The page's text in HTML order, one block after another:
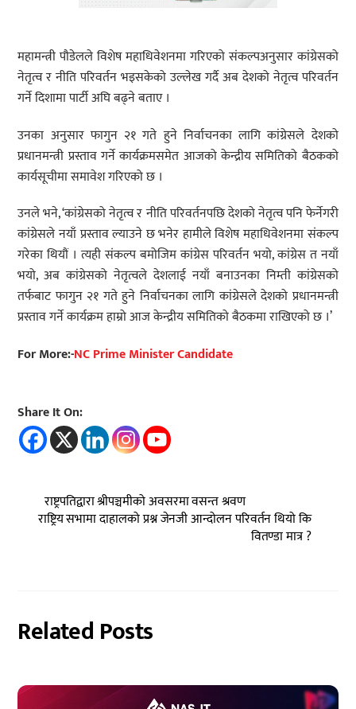
महामन्त्री पौडेलले विशेष महाधिवेशनमा गरिएको संकल्पअनुसार कांग्रेसको
नेतृत्व र नीति परिवर्तन भइसकेको उल्लेख गर्दै अब देशको नेतृत्व परिवर्तन
गर्ने दिशामा पार्टी अघि बढ्ने बताए ।
उनका अनुसार फागुन २१ गते हुने निर्वाचनका लागि कांग्रेसले देशको
प्रधानमन्त्री प्रस्ताव गर्ने कार्यक्रमसमेत आजको केन्द्रीय समितिको बैठकको
कार्यसूचीमा समावेश गरिएको छ ।
उनले भने, ‘कांग्रेसको नेतृत्व र नीति परिवर्तनपछि देशको नेतृत्व पनि फेर्नेगरी
कांग्रेसले नयाँ प्रस्ताव ल्याउने छ भनेर हामीले विशेष महाधिवेशनमा संकल्प
गरेका थियौं । त्यही संकल्प बमोजिम कांग्रेस परिवर्तन भयो, कांग्रेस त नयाँ
भयो, अब कांग्रेसको नेतृत्वले देशलाई नयाँ बनाउनका निम्ती कांग्रेसको
तर्फबाट फागुन २१ गते हुने निर्वाचनका लागि कांग्रेसले देशको प्रधानमन्त्री
प्रस्ताव गर्ने कार्यक्रम हाम्रो आज केन्द्रीय समितिको बैठकमा राखिएको छ ।’
For More:-NC Prime Minister Candidate
Share It On:
राष्ट्रपतिद्वारा श्रीपञ्चमीको अवसरमा वसन्त श्रवण
राष्ट्रिय सभामा दाहालको प्रश्न जेनजी आन्दोलन परिवर्तन थियो कि
वितण्डा मात्र ?
Related Posts